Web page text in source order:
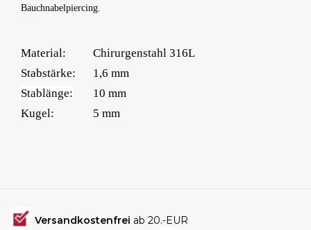
Bauchnabelpiercing.
Material:
Chirurgenstahl 316L
Stabstärke:
1,6 mm
Stablänge:
10 mm
Kugel:
5 mm
Versandkostenfrei ab 20.-EUR